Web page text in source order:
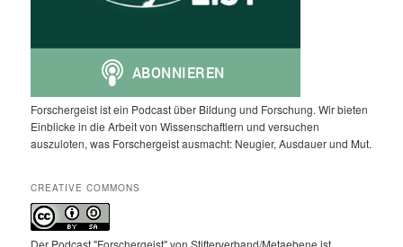
Forschergeist ist ein Podcast über Bildung und Forschung. Wir bieten
Einblicke in die Arbeit von Wissenschaftlern und versuchen
auszuloten, was Forschergeist ausmacht: Neugier, Ausdauer und Mut.
CREATIVE COMMONS